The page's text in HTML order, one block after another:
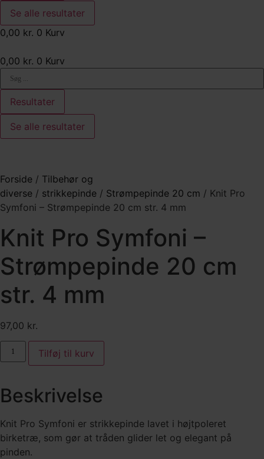
Se alle resultater
0,00 kr. 0 Kurv
0,00 kr. 0 Kurv
Search
Resultater
Se alle resultater
Forside / Tilbehør og
diverse / strikkepinde / Strømpepinde 20 cm / Knit Pro
Symfoni – Strømpepinde 20 cm str. 4 mm
Knit Pro Symfoni –
Strømpepinde 20 cm
str. 4 mm
97,00 kr.
Knit
Pro
Symfoni
20
cm
4
mm
antal
Tilføj til kurv
Beskrivelse
Knit Pro Symfoni er strikkepinde lavet i højtpoleret
birketræ, som gør at tråden glider let og elegant på
pinden.